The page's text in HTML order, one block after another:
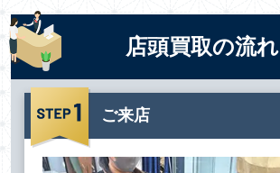
店頭買取の流れ
ご来店